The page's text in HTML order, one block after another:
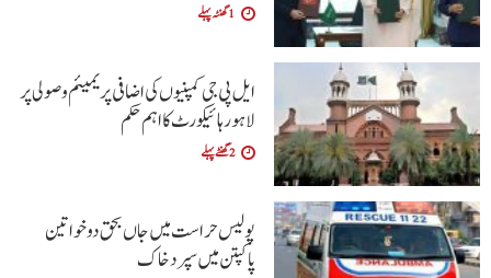
1 گھنٹہ پہلے
ایل پی جی کمپنیوں کی اضافی پریمیئم وصولی پر
لاہور ہائیکورٹ کا اہم حکم
2 گھنٹے پہلے
پولیس حراست میں جاں بحق دو خواتین
پاکپتن میں سپرد خاک